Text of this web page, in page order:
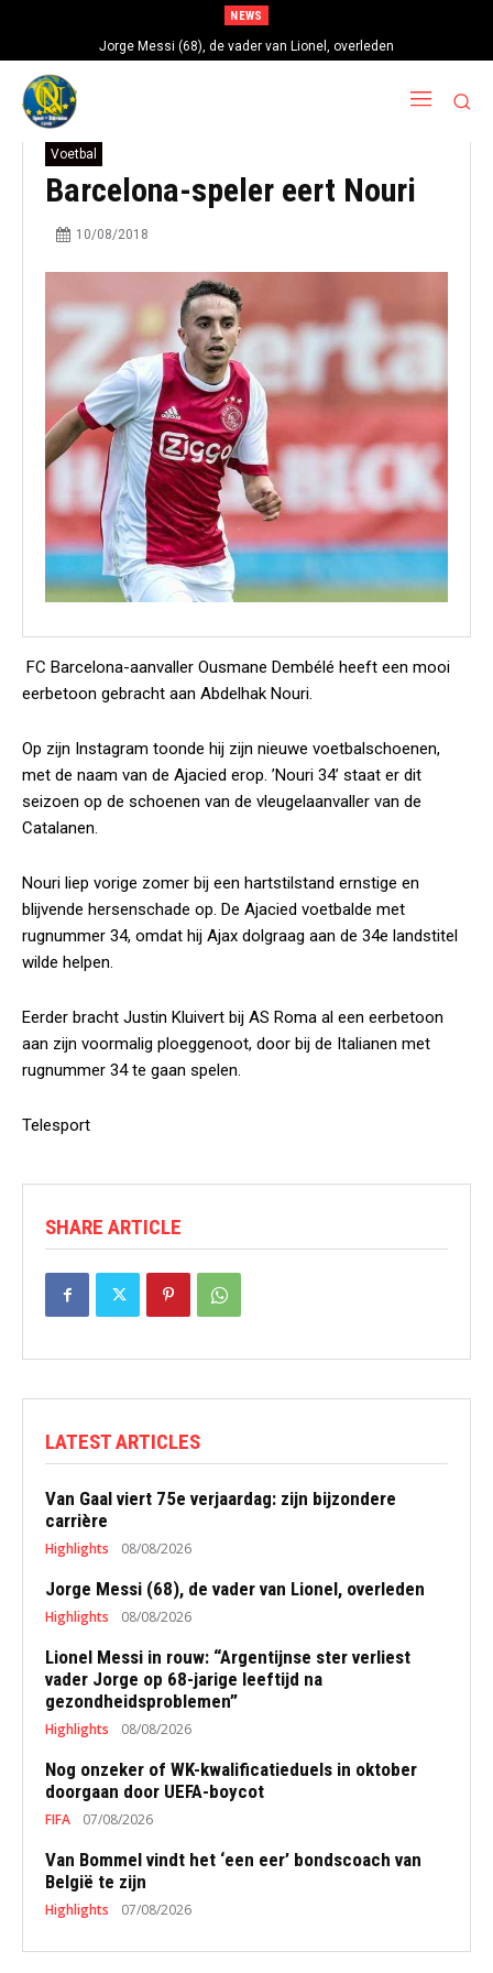
NEWS
Jorge Messi (68), de vader van Lionel, overleden
Voetbal
Barcelona-speler eert Nouri
10/08/2018
FC Barcelona-aanvaller Ousmane Dembélé heeft een mooi
eerbetoon gebracht aan Abdelhak Nouri.
Op zijn Instagram toonde hij zijn nieuwe voetbalschoenen,
met de naam van de Ajacied erop. ’Nouri 34’ staat er dit
seizoen op de schoenen van de vleugelaanvaller van de
Catalanen.
Nouri liep vorige zomer bij een hartstilstand ernstige en
blijvende hersenschade op. De Ajacied voetbalde met
rugnummer 34, omdat hij Ajax dolgraag aan de 34e landstitel
wilde helpen.
Eerder bracht Justin Kluivert bij AS Roma al een eerbetoon
aan zijn voormalig ploeggenoot, door bij de Italianen met
rugnummer 34 te gaan spelen.
Telesport
SHARE ARTICLE
LATEST ARTICLES
Van Gaal viert 75e verjaardag: zijn bijzondere
carrière
Highlights 08/08/2026
Jorge Messi (68), de vader van Lionel, overleden
Highlights 08/08/2026
Lionel Messi in rouw: “Argentijnse ster verliest
vader Jorge op 68-jarige leeftijd na
gezondheidsproblemen”
Highlights 08/08/2026
Nog onzeker of WK-kwalificatieduels in oktober
doorgaan door UEFA-boycot
FIFA 07/08/2026
Van Bommel vindt het ‘een eer’ bondscoach van
België te zijn
Highlights 07/08/2026